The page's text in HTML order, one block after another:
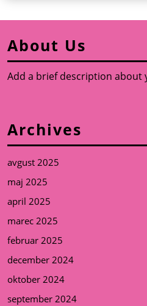
About Us
Add a brief description about
Archives
avgust 2025
maj 2025
april 2025
marec 2025
februar 2025
december 2024
oktober 2024
september 2024